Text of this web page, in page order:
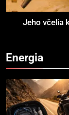
4
Jeho včelia
Energia